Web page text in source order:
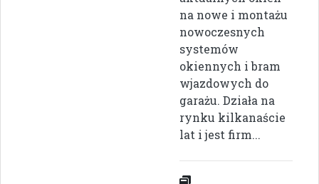
na nowe i montażu
nowoczesnych
systemów
okiennych i bram
wjazdowych do
garażu. Działa na
rynku kilkanaście
lat i jest firm...